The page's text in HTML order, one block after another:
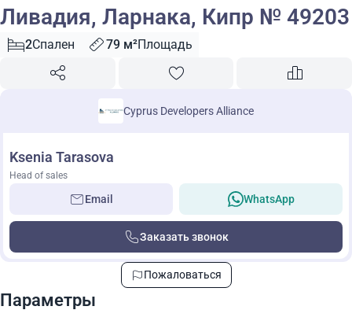
Ливадия, Ларнака, Кипр № 49203
2Спален 79 м²Площадь
Cyprus Developers Alliance
Ksenia Tarasova
Head of sales
Email WhatsApp
Заказать звонок
Пожаловаться
Параметры